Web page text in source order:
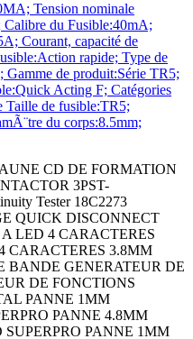
Tension nominale
du Fusible:40mA;
Courant, capacité de
rapide; Type de
de produit:Série TR5;
Acting F; Catégories
Taille de fusible:TR5;
du corps:8.5mm;
CD DE FORMATION
3PST-
Tester 18C2273
QUICK DISCONNECT
LED 4 CARACTERES
CARACTERES 3.8MM
BANDE GENERATEUR DE
DE FONCTIONS
PANNE 1MM
PANNE 4.8MM
PANNE 1MM